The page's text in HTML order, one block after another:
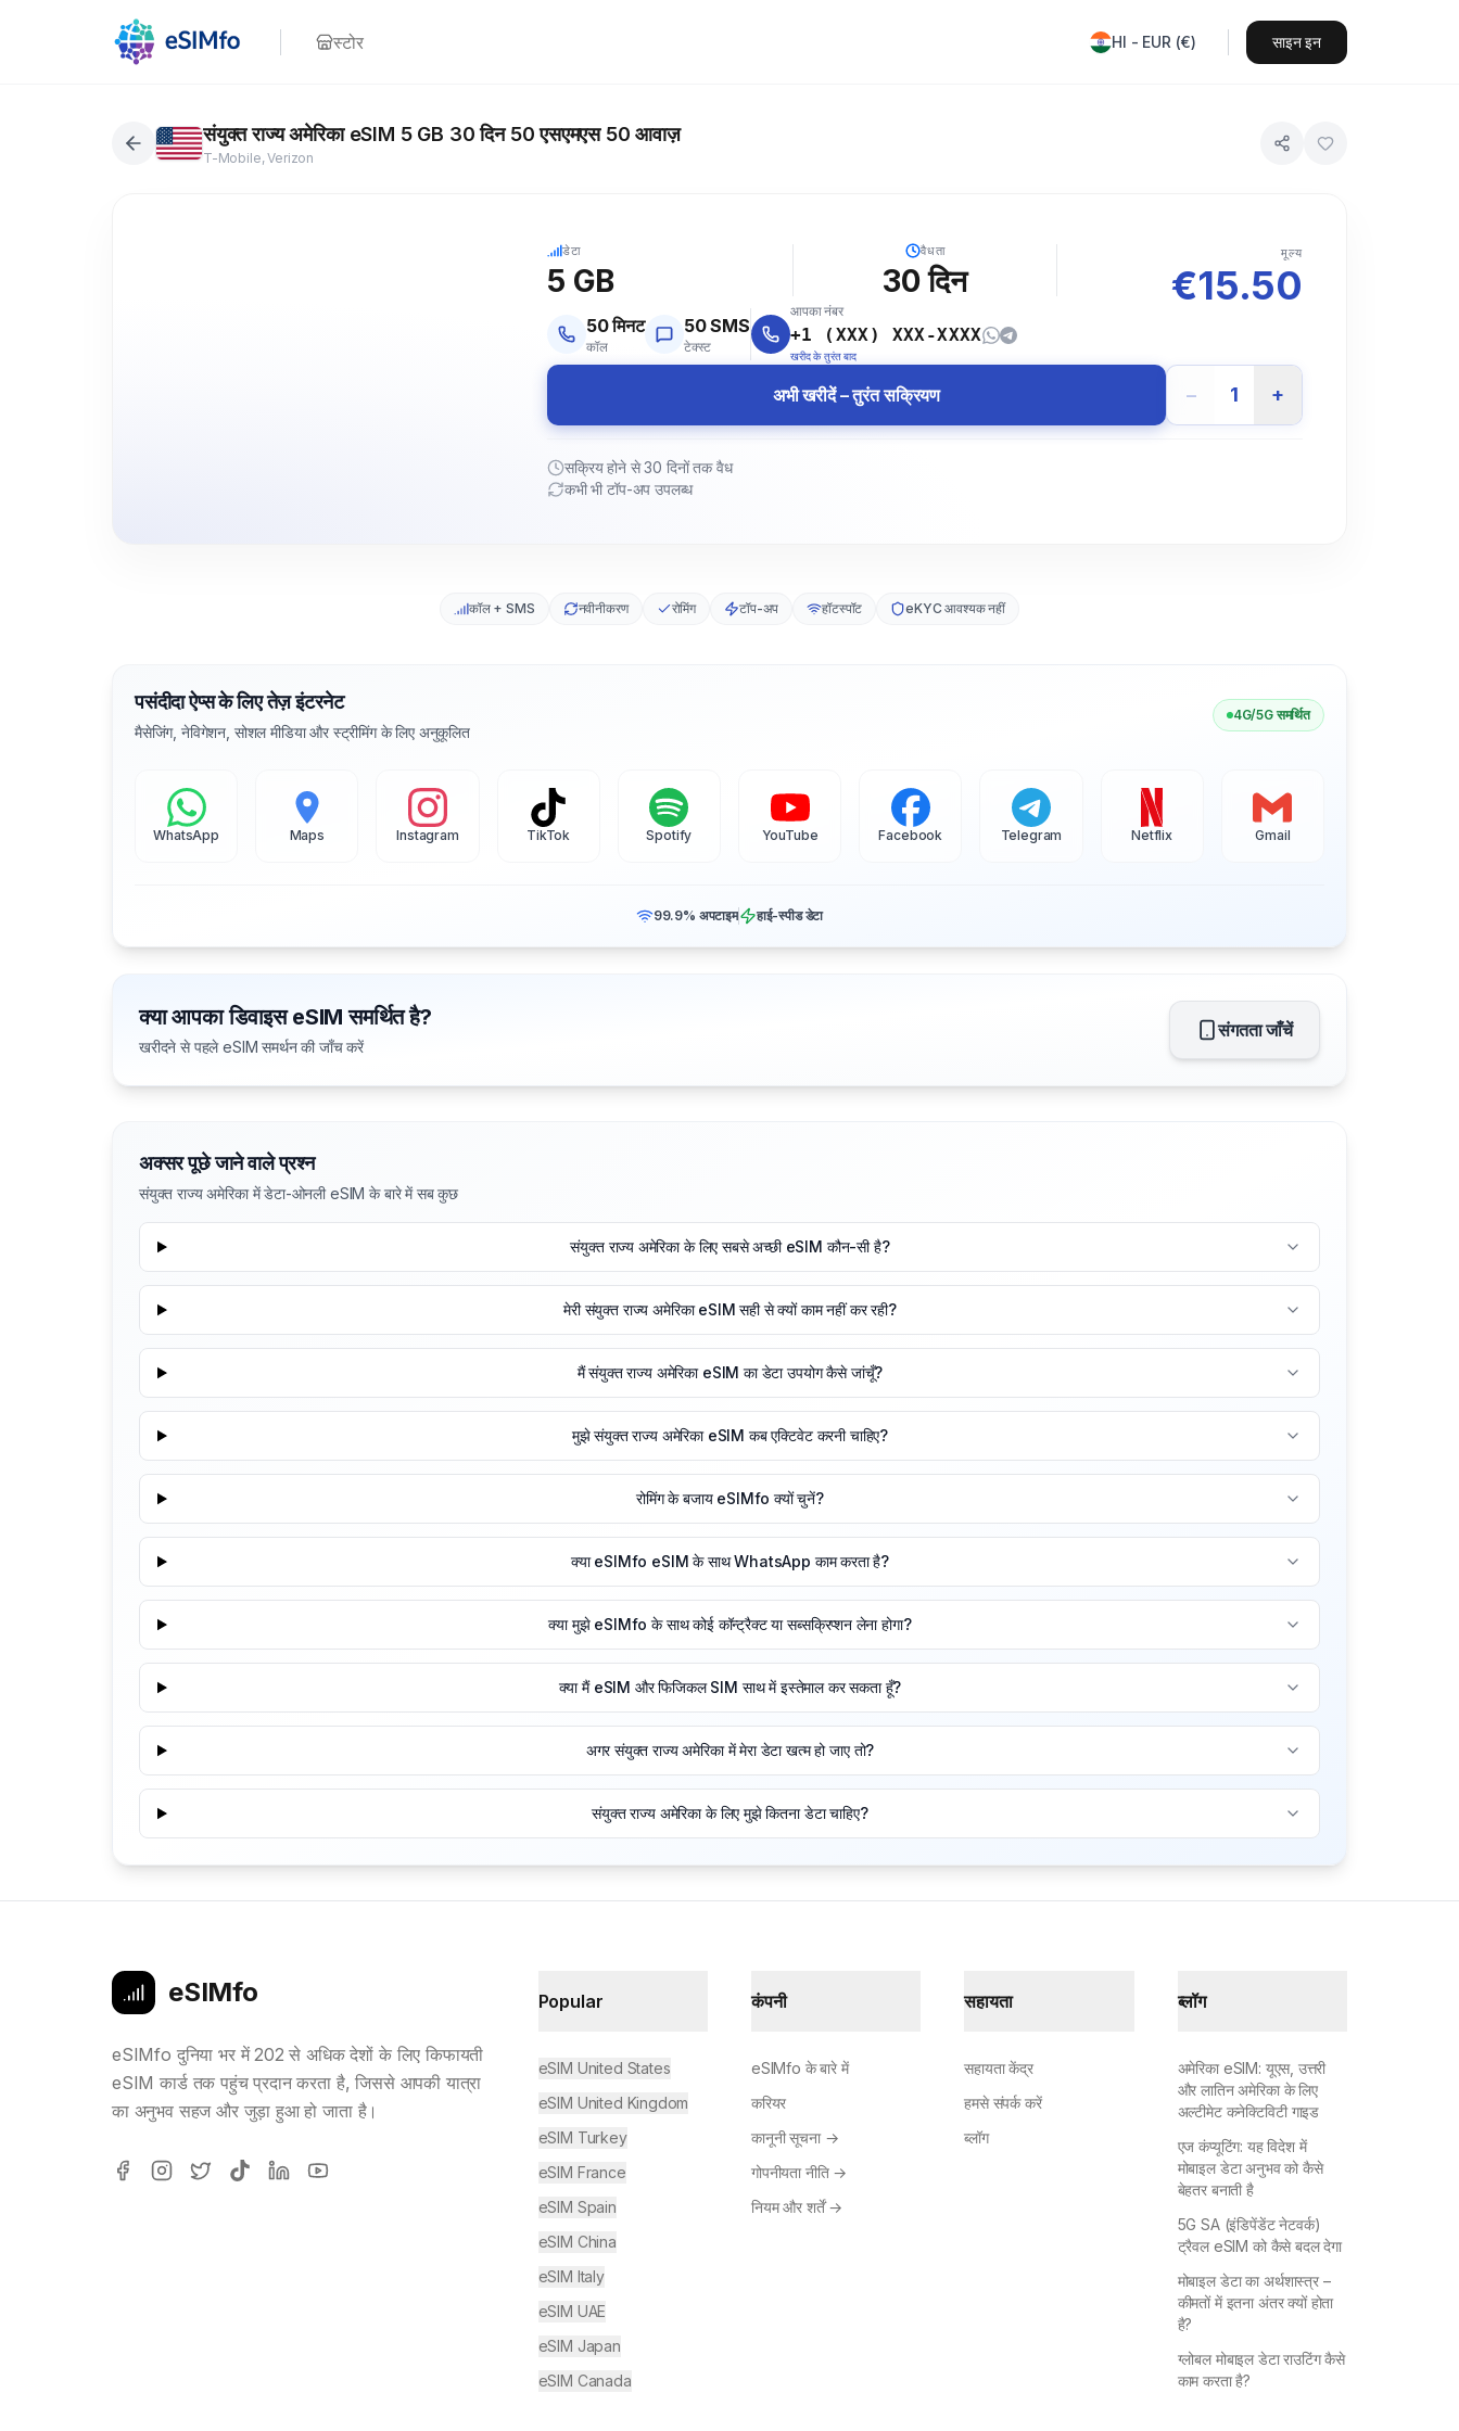
स्टोर HI - EUR (€) साइन इन
संयुक्त राज्य अमेरिका eSIM 5 GB 30 दिन 50 एसएमएस 50 आवाज़
T-Mobile, Verizon
डेटा
5 GB
वैधता
30 दिन
मूल्य
€15.50
50मिनट
कॉल
50SMS
टेक्स्ट
आपका नंबर
+1 (XXX) XXX-XXXX
खरीद के तुरंत बाद
अभी खरीदें – तुरंत सक्रियण − 1 +
सक्रिय होने से 30 दिनों तक वैध
कभी भी टॉप-अप उपलब्ध
कॉल + SMS नवीनीकरण रोमिंग टॉप-अप हॉटस्पॉट eKYC आवश्यक नहीं
पसंदीदा ऐप्स के लिए तेज़ इंटरनेट
मैसेजिंग, नेविगेशन, सोशल मीडिया और स्ट्रीमिंग के लिए अनुकूलित
4G/5G समर्थित
WhatsApp Maps Instagram TikTok Spotify YouTube Facebook Telegram Netflix Gmail
99.9% अपटाइम हाई-स्पीड डेटा
क्या आपका डिवाइस eSIM समर्थित है?
खरीदने से पहले eSIM समर्थन की जाँच करें
संगतता जाँचें
अक्सर पूछे जाने वाले प्रश्न
संयुक्त राज्य अमेरिका में डेटा-ओनली eSIM के बारे में सब कुछ
संयुक्त राज्य अमेरिका के लिए सबसे अच्छी eSIM कौन-सी है?
मेरी संयुक्त राज्य अमेरिका eSIM सही से क्यों काम नहीं कर रही?
मैं संयुक्त राज्य अमेरिका eSIM का डेटा उपयोग कैसे जांचूँ?
मुझे संयुक्त राज्य अमेरिका eSIM कब एक्टिवेट करनी चाहिए?
रोमिंग के बजाय eSIMfo क्यों चुनें?
क्या eSIMfo eSIM के साथ WhatsApp काम करता है?
क्या मुझे eSIMfo के साथ कोई कॉन्ट्रैक्ट या सब्सक्रिप्शन लेना होगा?
क्या मैं eSIM और फिजिकल SIM साथ में इस्तेमाल कर सकता हूँ?
अगर संयुक्त राज्य अमेरिका में मेरा डेटा खत्म हो जाए तो?
संयुक्त राज्य अमेरिका के लिए मुझे कितना डेटा चाहिए?
eSIMfo
eSIMfo दुनिया भर में 202 से अधिक देशों के लिए किफायती
eSIM कार्ड तक पहुंच प्रदान करता है, जिससे आपकी यात्रा
का अनुभव सहज और जुड़ा हुआ हो जाता है।
Popular
eSIM United States
eSIM United Kingdom
eSIM Turkey
eSIM France
eSIM Spain
eSIM China
eSIM Italy
eSIM UAE
eSIM Japan
eSIM Canada
कंपनी
eSIMfo के बारे में
करियर
कानूनी सूचना→
गोपनीयता नीति→
नियम और शर्तें→
सहायता
सहायता केंद्र
हमसे संपर्क करें
ब्लॉग
ब्लॉग
अमेरिका eSIM: यूएस, उत्तरी
और लातिन अमेरिका के लिए
अल्टीमेट कनेक्टिविटी गाइड
एज कंप्यूटिंग: यह विदेश में
मोबाइल डेटा अनुभव को कैसे
बेहतर बनाती है
5G SA (इंडिपेंडेंट नेटवर्क)
ट्रैवल eSIM को कैसे बदल देगा
मोबाइल डेटा का अर्थशास्त्र –
कीमतों में इतना अंतर क्यों होता
है?
ग्लोबल मोबाइल डेटा राउटिंग कैसे
काम करता है?